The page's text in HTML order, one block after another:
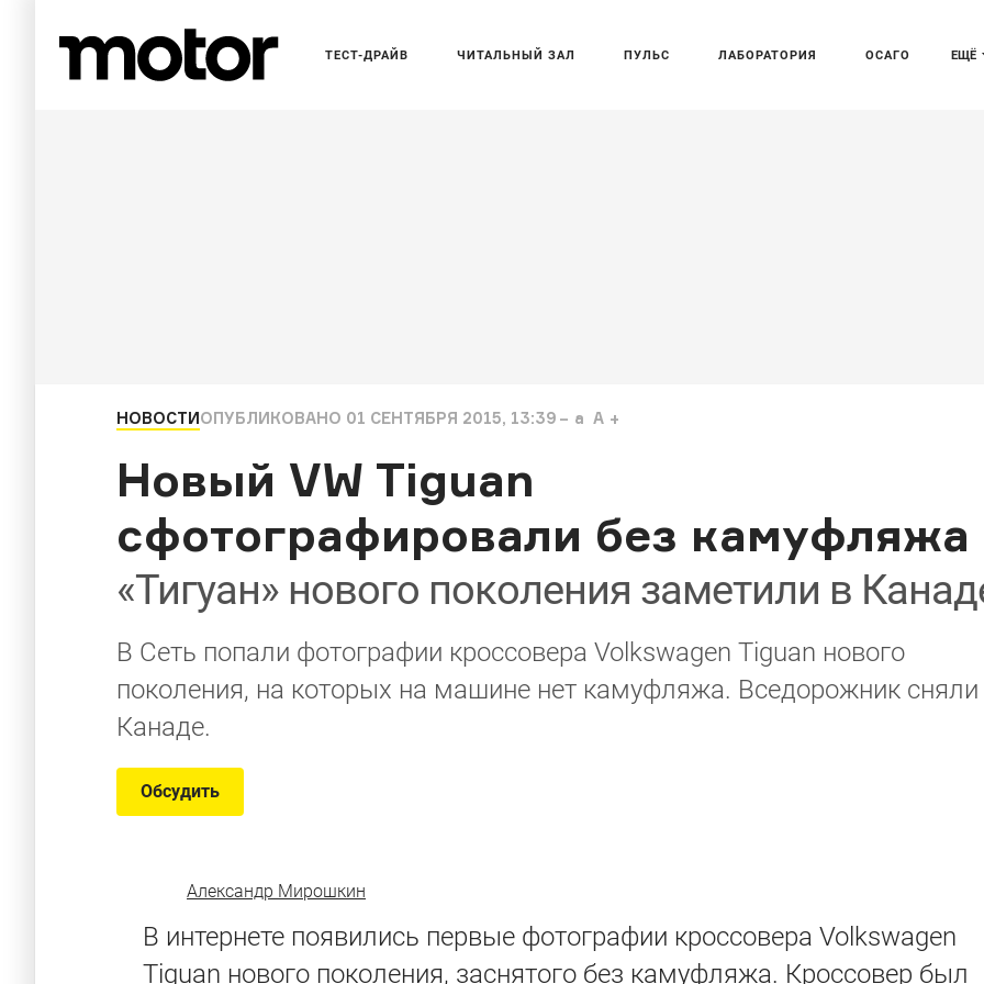
ЕЩЁ
ТЕСТ-ДРАЙВ ЧИТАЛЬНЫЙ ЗАЛ ПУЛЬС ЛАБОРАТОРИЯ ОСАГО
НОВОСТИОПУБЛИКОВАНО 01 СЕНТЯБРЯ 2015, 13:39 a A
Новый VW Tiguan
сфотографировали без камуфляжа
«Тигуан» нового поколения заметили в
В Сеть попали фотографии кроссовера Volkswagen Tiguan нового
поколения, на которых на машине нет камуфляжа. Вседорожник сняли
Канаде.
Обсудить
Александр Мирошкин
В интернете появились первые фотографии кроссовера Volkswagen
Tiguan нового поколения, заснятого без камуфляжа. Кроссовер был